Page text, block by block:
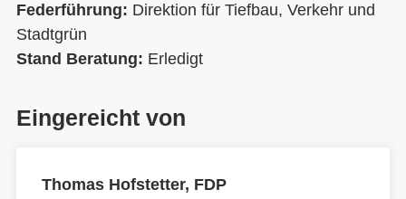
Federführung: Direktion für Tiefbau, Verkehr und
Stadtgrün
Stand Beratung: Erledigt
Eingereicht von
Thomas Hofstetter, FDP